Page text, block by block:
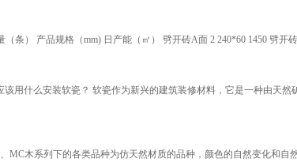
条） 产品规格（mm) 日产能（㎡） 劈开砖A面 2 240*60 1450 劈开砖
用什么安装软瓷？ 软瓷作为新兴的建筑装修材料，它是一种由天
MC木系列下的各类品种为仿天然材质的品种，颜色的自然变化和